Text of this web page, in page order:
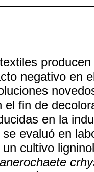
negativo en
el fin de
en la
evaluó en
un cultivo